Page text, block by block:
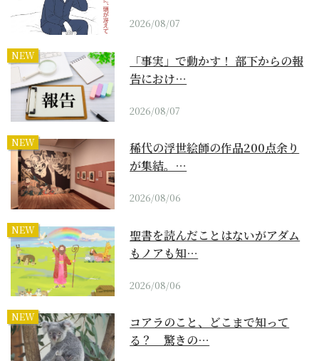
2026/08/07
NEW
「事実」で動かす！ 部下からの報
告におけ…
2026/08/07
NEW
稀代の浮世絵師の作品200点余り
が集結。…
2026/08/06
NEW
聖書を読んだことはないがアダム
もノアも知…
2026/08/06
NEW
コアラのこと、どこまで知って
る？ 驚きの…